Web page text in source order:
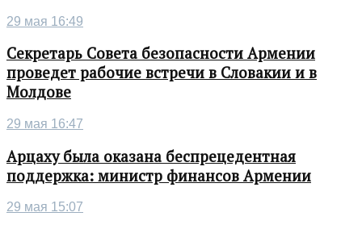
29 мая 16:49
Секретарь Совета безопасности Армении
проведет рабочие встречи в Словакии и в
Молдове
29 мая 16:47
Арцаху была оказана беспрецедентная
поддержка: министр финансов Армении
29 мая 15:07